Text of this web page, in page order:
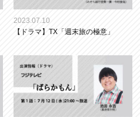
2023.07.10
【ドラマ】TX「週末旅の極意」